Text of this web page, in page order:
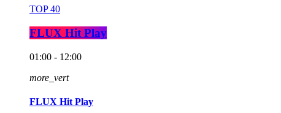
TOP 40
FLUX Hit Play
01:00 - 12:00
more_vert
FLUX Hit Play